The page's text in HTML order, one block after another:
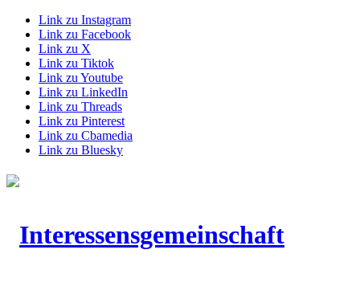
Link zu Instagram
Link zu Facebook
Link zu X
Link zu Tiktok
Link zu Youtube
Link zu LinkedIn
Link zu Threads
Link zu Pinterest
Link zu Cbamedia
Link zu Bluesky